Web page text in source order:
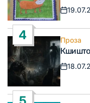
Дата
4
у
Проза
Дата
запису